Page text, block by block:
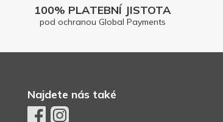
100% PLATEBNÍ JISTOTA
pod ochranou Global Payments
Najdete nás také